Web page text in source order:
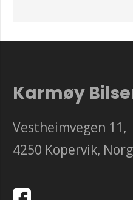
Karmøy
Vestheimvegen 11,
4250 Kopervik,